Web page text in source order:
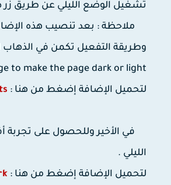
تشغيل الوضع الليلي عن طريق
ملاحظة : بعد تنصيب هذه
وطريقة التفعيل تكمن في الذهاب
to make the page dark or light .
لتحميل الإضافة إضغط من هنا :
الليلي .
لتحميل الإضافة إضغط من هنا :